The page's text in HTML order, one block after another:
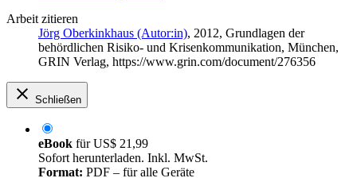
Arbeit zitieren
Jörg Oberkinkhaus (Autor:in), 2012, Grundlagen der
behördlichen Risiko- und Krisenkommunikation, München,
GRIN Verlag, https://www.grin.com/document/276356
Schließen
eBook fürUS$ 21,99
Sofort herunterladen. Inkl. MwSt.
Format: PDF – für alle Geräte